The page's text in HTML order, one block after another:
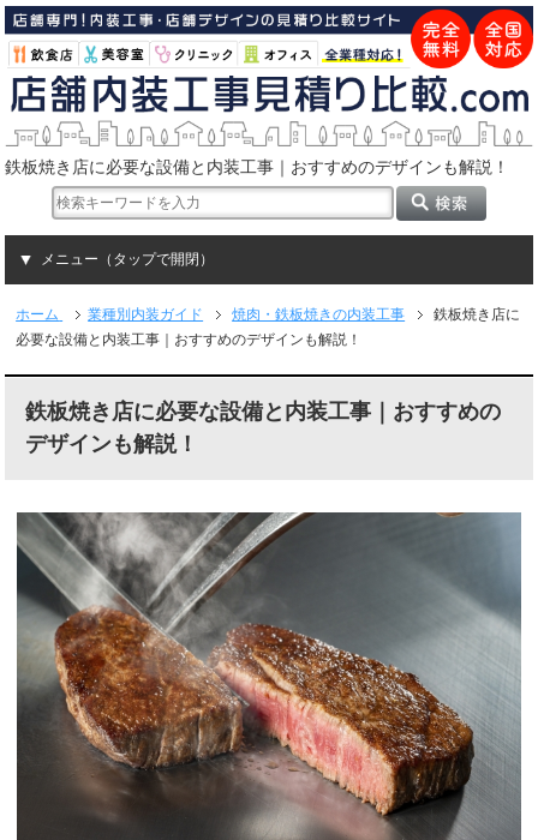
鉄板焼き店に必要な設備と内装工事｜おすすめのデザインも解説！
メニュー（タップで開閉）
ホーム 業種別内装ガイド 焼肉・鉄板焼きの内装工事
鉄板焼き店に
必要な設備と内装工事｜おすすめのデザインも解説！
鉄板焼き店に必要な設備と内装工事｜おすすめの
デザインも解説！